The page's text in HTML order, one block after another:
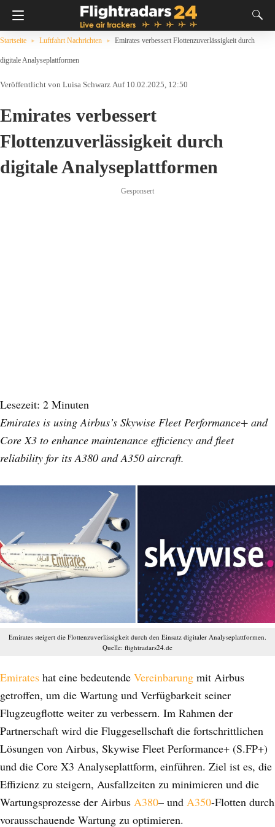
Startseite Luftfahrt Nachrichten Emirates verbessert Flottenzuverlässigkeit durch
digitale Analyseplattformen
Luisa Schwarz Auf 10.02.2025, 12:50
Emirates verbessert
Flottenzuverlässigkeit durch
digitale Analyseplattformen
Gesponsert
Lesezeit: 2 Minuten
Emirates is using Airbus’s Skywise Fleet Performance+ and
Core X3 to enhance maintenance efficiency and fleet
reliability for its A380 and A350 aircraft.
Emirates steigert die Flottenzuverlässigkeit durch den Einsatz digitaler Analyseplattformen.
Quelle: flightradars24.de
Emirates hat eine bedeutende Vereinbarung mit Airbus
getroffen, um die Wartung und Verfügbarkeit seiner
Flugzeugflotte weiter zu verbessern. Im Rahmen der
Partnerschaft wird die Fluggesellschaft die fortschrittlichen
Lösungen von Airbus, Skywise Fleet Performance+ (S.FP+)
und die Core X3 Analyseplattform, einführen. Ziel ist es, die
Effizienz zu steigern, Ausfallzeiten zu minimieren und die
Wartungsprozesse der Airbus A380– und A350-Flotten durch
vorausschauende Wartung zu optimieren.